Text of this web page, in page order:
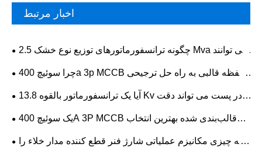
اخبار مرتبط
چگونه ترانسفورماتورهای توزیع نوع خشک 2.5 Mva می توانند
ایمنی و کارایی توزیع برق را بهبود بخشند
چرا سوئیچ 400a 3p MCCB محفظه قالبی به راه حل ترجیحی
برای حفاظت الکتریکی قابل اعتماد تبدیل می شود
آیا یک ترانسفورماتور بالقوه 13.8 Kv در پست می تواند دقت
اندازه گیری، قابلیت اطمینان حفاظت و عملکرد شبکه را بهبود
یک سوئیچ 400A 3P MCCB قالب‌بندی شده بهترین انتخاب
برای توزیع برق صنعتی قابل اعتماد است
چه چیزی مکانیزم عملیاتی شارژ فنر قطع کننده مدار خلاء را